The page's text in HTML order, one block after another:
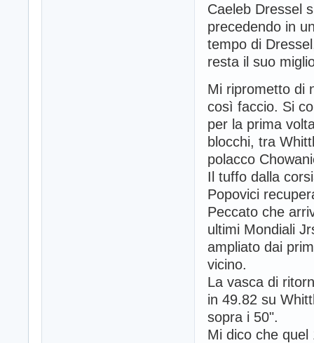
Caeleb Dressel
precedendo in
tempo di
resta il suo
Mi riprometto di
così faccio. Si
per la prima
blocchi, tra
polacco
Il tuffo dalla
Popovici
Peccato che
ultimi Mondiali
ampliato dai
vicino.
La vasca di
in 49.82 su
sopra i 50".
Mi dico che